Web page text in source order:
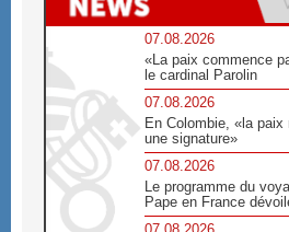
07.08.2026
«La paix commence
le cardinal Parolin
07.08.2026
En Colombie, «la
une signature»
07.08.2026
Le programme du
Pape en France